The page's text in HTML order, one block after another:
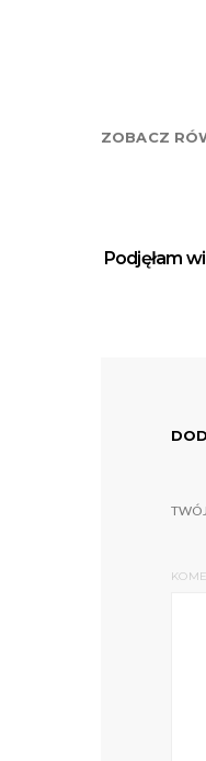
ZOBACZ
Podjęłam